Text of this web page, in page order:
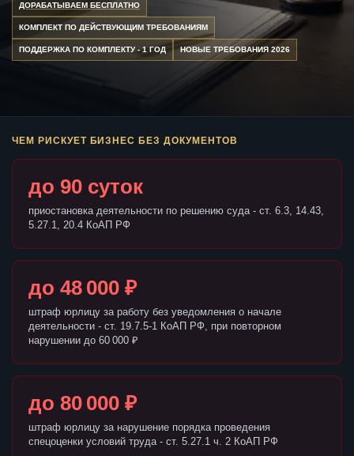
ДОРАБАТЫВАЕМ БЕСПЛАТНО
КОМПЛЕКТ ПО ДЕЙСТВУЮЩИМ ТРЕБОВАНИЯМ
ПОДДЕРЖКА ПО КОМПЛЕКТУ - 1 ГОД НОВЫЕ ТРЕБОВАНИЯ 2026
ЧЕМ РИСКУЕТ БИЗНЕС БЕЗ ДОКУМЕНТОВ
до 90 суток
приостановка деятельности по решению суда - ст. 6.3, 14.43,
5.27.1, 20.4 КоАП РФ
до 48 000 ₽
штраф юрлицу за работу без уведомления о начале
деятельности - ст. 19.7.5-1 КоАП РФ, при повторном
нарушении до 60 000 ₽
до 80 000 ₽
штраф юрлицу за нарушение порядка проведения
спецоценки условий труда - ст. 5.27.1 ч. 2 КоАП РФ